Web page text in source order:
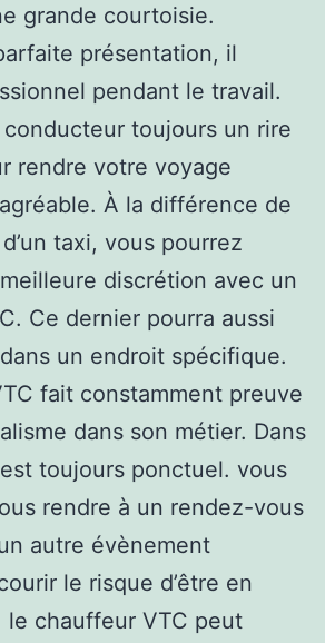
grande courtoisie.
présentation, il
pendant le travail.
toujours un rire
rendre votre voyage
À la différence de
taxi, vous pourrez
discrétion avec un
Ce dernier pourra aussi
un endroit spécifique.
fait constamment preuve
dans son métier. Dans
toujours ponctuel. vous
rendre à un rendez-vous
autre évènement
le risque d’être en
le chauffeur VTC peut